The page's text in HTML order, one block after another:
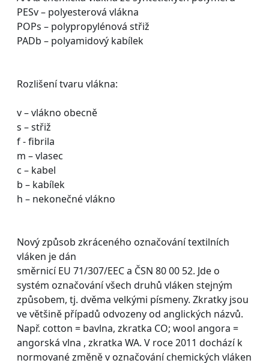
PESv – polyesterová vlákna
POPs – polypropylénová střiž
PADb – polyamidový kabílek
Rozlišení tvaru vlákna:
v – vlákno obecně
s – střiž
f - fibrila
m – vlasec
c – kabel
b – kabílek
h – nekonečné vlákno
Nový způsob zkráceného označování textilních
vláken je dán
směrnicí EU 71/307/EEC a ČSN 80 00 52. Jde o
systém označování všech druhů vláken stejným
způsobem, tj. dvěma velkými písmeny. Zkratky jsou
ve většině případů odvozeny od anglických názvů.
Např. cotton = bavlna, zkratka CO; wool angora =
angorská vlna , zkratka WA. V roce 2011 dochází k
normované změně v označování chemických vláken